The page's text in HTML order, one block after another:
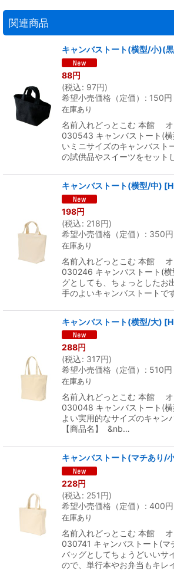
関連商品
キャンバストート(横型/小)(
88円
(税込: 97円)
希望小売価格（定価）
: 150円
在庫あり
名前入れどっとこむ 本館 オ
030543 キャンバストート(
いミニサイズのキャンバスト
の試供品やスイーツをセット
キャンバストート(横型/中) [
198円
(税込: 218円)
希望小売価格（定価）
: 350円
在庫あり
名前入れどっとこむ 本館 オ
030246 キャンバストート(横
グとしても、ちょっとしたお
手のよいキャンバストートで
キャンバストート(横型/大) [
288円
(税込: 317円)
希望小売価格（定価）
: 510円
在庫あり
名前入れどっとこむ 本館 オ
030048 キャンバストート(
よい実用的なサイズのキャン
【商品名】 &nb…
キャンバストート(マチあり/
228円
(税込: 251円)
希望小売価格（定価）
: 400円
在庫あり
名前入れどっとこむ 本館 オ
030741 キャンバストート(マ
バッグとしてちょうどいいサ
ので、単行本やお弁当もキレ